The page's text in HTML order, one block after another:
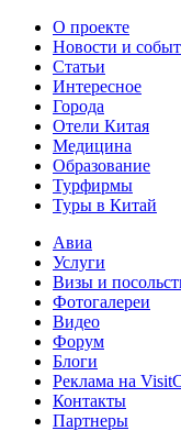
О проекте
Новости и
Статьи
Интересное
Города
Отели Китая
Медицина
Образование
Турфирмы
Туры в Китай
Авиа
Услуги
Визы и
Фотогалереи
Видео
Форум
Блоги
Реклама на
Контакты
Партнеры